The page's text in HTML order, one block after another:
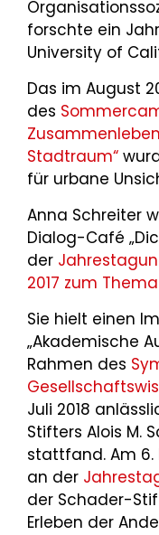
forschte ein
University of
Das im August
des
Stadtraum“
für urbane
Anna Schreiter
Dialog-Café
der
2017 zum
Sie hielt einen
„Akademische
Rahmen des
Juli 2018
Stifters Alois M.
stattfand. Am 6.
an der
der Schader-
Erleben der